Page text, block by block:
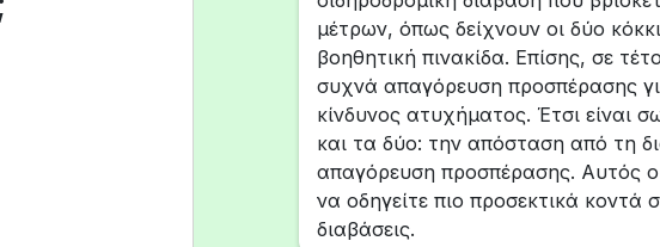
μέτρων, όπως δείχνουν οι δύο
βοηθητική πινακίδα. Επίσης, σε
συχνά απαγόρευση προσπέρασης
κίνδυνος ατυχήματος. Έτσι είναι
και τα δύο: την απόσταση από τη
απαγόρευση προσπέρασης. Αυτός
να οδηγείτε πιο προσεκτικά κοντά
διαβάσεις.